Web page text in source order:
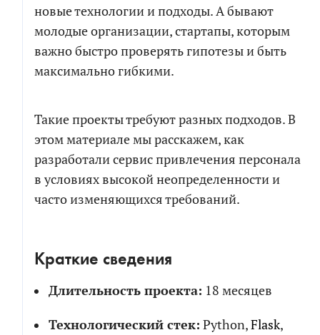
новые технологии и подходы. А бывают
молодые организации, стартапы, которым
важно быстро проверять гипотезы и быть
максимально гибкими.
Такие проекты требуют разных подходов. В
этом материале мы расскажем, как
разработали сервис привлечения персонала
в условиях высокой неопределенности и
часто изменяющихся требований.
Краткие сведения
Длительность проекта: 18 месяцев
Технологический стек: Python,Flask,